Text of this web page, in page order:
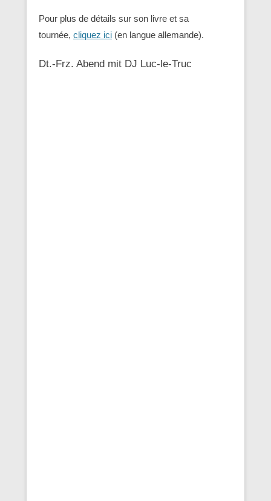
Pour plus de détails sur son livre et sa
tournée, cliquez ici (en langue allemande).
Dt.-Frz. Abend mit DJ Luc-le-Truc